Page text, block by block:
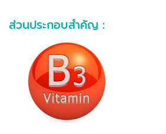
ส่วนประกอบสำคัญ :